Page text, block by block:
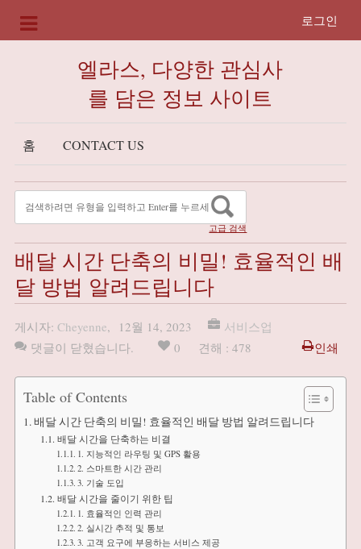
로그인
엘라스, 다양한 관심사
를 담은 정보 사이트
홈 CONTACT US
고급 검색
배달 시간 단축의 비밀! 효율적인 배
달 방법 알려드립니다
게시자: Cheyenne, 12월 14, 2023
서비스업
댓글이 닫혔습니다.
0 견해 : 478 인쇄
Table of Contents
배달 시간 단축의 비밀! 효율적인 배달 방법 알려드립니다
배달 시간을 단축하는 비결
1. 지능적인 라우팅 및 GPS 활용
2. 스마트한 시간 관리
3. 기술 도입
배달 시간을 줄이기 위한 팁
1. 효율적인 인력 관리
2. 실시간 추적 및 통보
3. 고객 요구에 부응하는 서비스 제공